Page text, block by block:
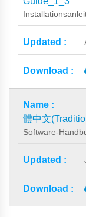
體中文
Software-